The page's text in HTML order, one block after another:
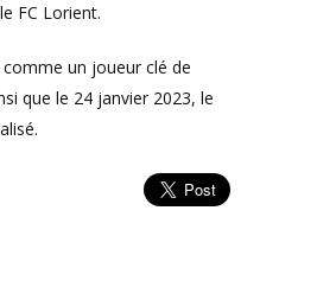
FC Lorient.
un joueur clé de
que le 24 janvier 2023, le